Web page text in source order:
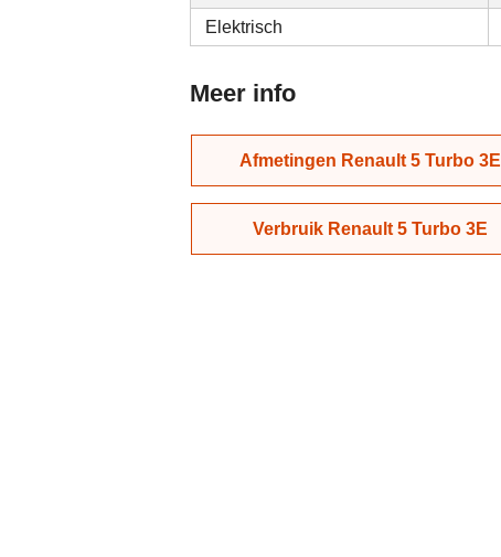
Elektrisch
Meer info
Afmetingen Renault 5 Turbo 3E
Verbruik Renault 5 Turbo 3E